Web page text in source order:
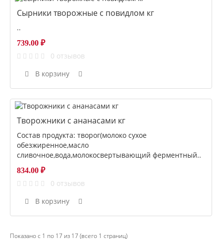
Сырники творожные с повидлом кг
..
739.00 ₽
0 отзывов
В корзину
Творожники с ананасами кг
Состав продукта: творог(молоко сухое
обезжиренное,масло
сливочное,вода,молокосвертывающий ферментный..
834.00 ₽
0 отзывов
В корзину
Показано с 1 по 17 из 17 (всего 1 страниц)